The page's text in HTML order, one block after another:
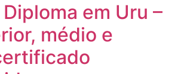
em Uru –
médio e